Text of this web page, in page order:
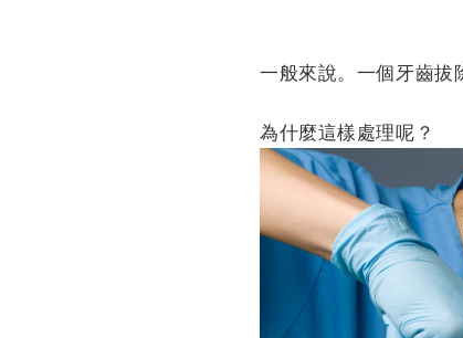
一般來說。一個牙齒拔
為什麼這樣處理呢？